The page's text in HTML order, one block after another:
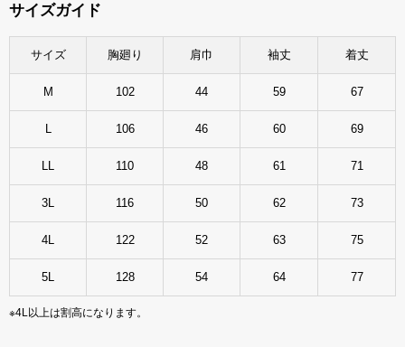
サイズガイド
サイズ 胸廻り 肩巾 袖丈 着丈
M 102 44 59 67
106 46 60 69
110 48 61 71
3L 116 50 62 73
4L 122 52 63 75
5L 128 54 64 77
※4L以上は割高になります。